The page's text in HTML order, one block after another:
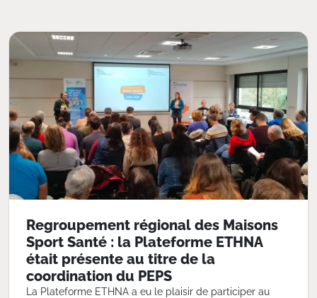
Regroupement régional des Maisons
Sport Santé : la Plateforme ETHNA
était présente au titre de la
coordination du PEPS
La Plateforme ETHNA a eu le plaisir de participer au